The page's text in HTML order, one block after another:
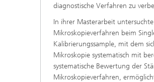
diagnostische Verfahren zu
In ihrer Masterarbeit
Mikroskopieverfahren beim
Kalibrierungssample, mit dem
Mikroskopie systematisch mit
systematische Bewertung der
Mikroskopieverfahren,